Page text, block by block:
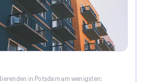
in Potsdam am wenigsten: